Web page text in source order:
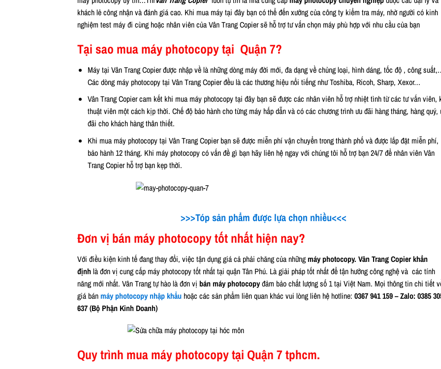
khách lẻ công nhận và đánh giá cao. Khi mua máy tại đây bạn có thể đến xưởng của công ty kiểm tra máy, nhờ người có kinh
nghiệm test máy đi cùng hoặc nhân viên của Vân Trang Copier sẽ hỗ trợ tư vấn chọn máy phù hợp với nhu cầu của bạn
Tại sao mua máy photocopy tại Quận 7?
Máy tại Vân Trang Copier được nhập về là những dòng máy đời mới, đa dạng về chủng loại, hình dáng, tốc độ , công
Các dòng máy photocopy tại Vân Trang Copier đều là các thương hiệu nổi tiếng như Toshiba, Ricoh, Sharp, Xexor…
Vân Trang Copier cam kết khi mua máy photocopy tại đây bạn sẽ được các nhân viên hỗ trợ nhiệt tình từ các tư vấn viên,
thuật viên một cách kịp thời. Chế độ bảo hành cho từng máy hấp dẫn và có các chương trình ưu đãi hàng tháng, hàng quý,
đãi cho khách hàng thân thiết.
Khi mua máy photocopy tại Vân Trang Copier bạn sẽ được miễn phí vận chuyển trong thành phố và được lắp đặt miễn phí,
bảo hành 12 tháng. Khi máy photocopy có vấn đề gì bạn hãy liên hệ ngay với chúng tôi hỗ trợ bạn 24/7 để nhân viên Vân
Trang Copier hỗ trợ bạn kẹp thời.
>>>Tóp sản phẩm được lựa chọn nhiều<<<
Đơn vị bán máy photocopy tốt nhất hiện nay?
Với điều kiện kinh tế đang thay đổi, việc tận dụng giá cả phải chăng của nhữngmáy photocopy. Vân Trang Copier khẳn
địnhlà đơn vị cung cấp máy photocopy tốt nhất tại quận Tân Phú. Là giải pháp tốt nhất để tận hưởng công nghệ và các tính
năng mới nhất. Vân Trang tự hào là đơn vị bán máy photocopyđảm bảo chất lượng số 1 tại Việt Nam. Mọi thông tin chi tiết
giá bánmáy photocopy nhập khẩu hoặc các sản phẩm liên quan khác vui lòng liên hệ hotline: 0367 941 159 – Zalo: 0385
637 (Bộ Phận Kinh Doanh)
Quy trình mua máy photocopy tại Quận 7 tphcm.